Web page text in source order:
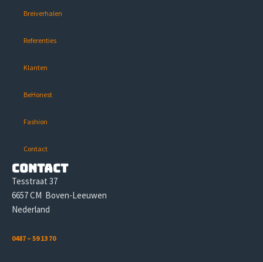
Breiverhalen
Referenties
Klanten
BeHonest
Fashion
Contact
Contact
Tesstraat 37
6657 CM Boven-Leeuwen
Nederland
0487 – 59 13 70